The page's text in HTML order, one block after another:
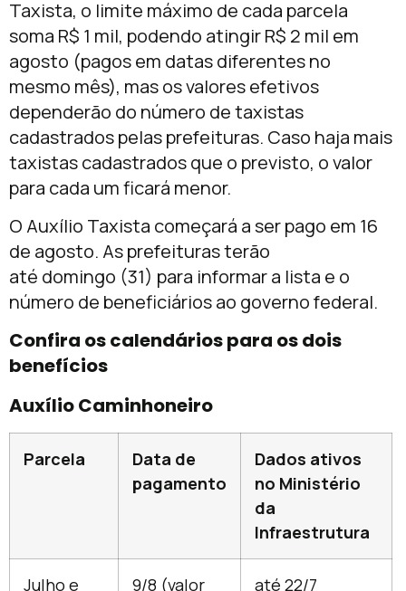
Taxista, o limite máximo de cada parcela
soma R$ 1 mil, podendo atingir R$ 2 mil em
agosto (pagos em datas diferentes no
mesmo mês), mas os valores efetivos
dependerão do número de taxistas
cadastrados pelas prefeituras. Caso haja mais
taxistas cadastrados que o previsto, o valor
para cada um ficará menor.
O Auxílio Taxista começará a ser pago em 16
de agosto. As prefeiturasterão
até domingo (31) para informar a lista e o
número de beneficiários ao governo federal.
Confira os calendários para os dois
benefícios
Auxílio Caminhoneiro
Parcela
Data de
pagamento
Dados ativos
no Ministério
da
Infraestrutura
Julho e 9/8 (valor até 22/7